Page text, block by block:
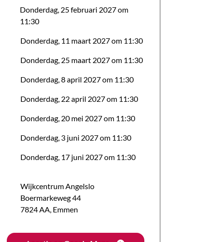
Donderdag, 25 februari 2027 om
11:30
Donderdag, 11 maart 2027 om 11:30
Donderdag, 25 maart 2027 om 11:30
Donderdag, 8 april 2027 om 11:30
Donderdag, 22 april 2027 om 11:30
Donderdag, 20 mei 2027 om 11:30
Donderdag, 3 juni 2027 om 11:30
Donderdag, 17 juni 2027 om 11:30
Wijkcentrum Angelslo
Boermarkeweg44
7824 AA, Emmen